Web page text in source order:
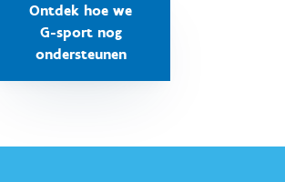
Ontdek hoe we
G-sport nog
ondersteunen